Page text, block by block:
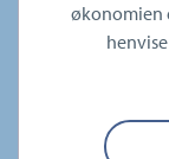
økonomien